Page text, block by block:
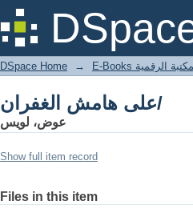
DSpace Home → الرقمية
على هامش الغفران/
عوض، لويس
Show full item record
Files in this item